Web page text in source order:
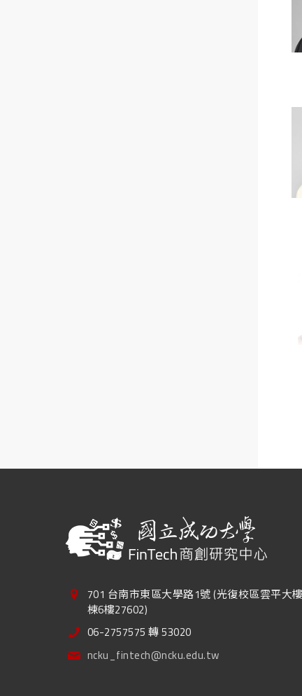
701 台南市東區大學路1號 (光復校區雲平大
棟6樓27602)
06-2757575 轉 53020
ncku_fintech@ncku.edu.tw